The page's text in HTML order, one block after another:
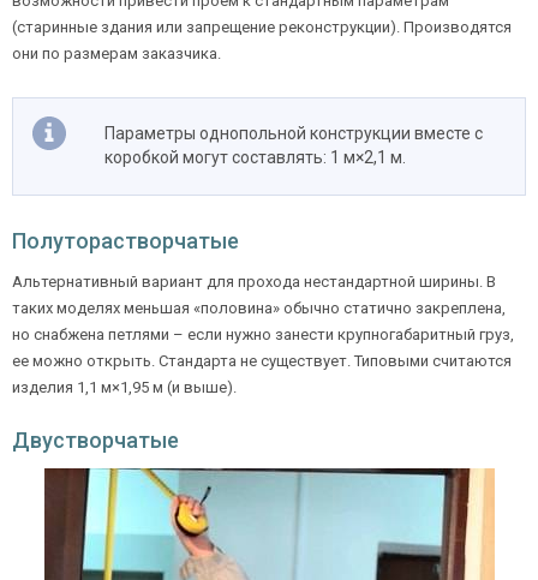
(старинные здания или запрещение реконструкции). Производятся
они по размерам заказчика.
Параметры однопольной конструкции вместе с
коробкой могут составлять: 1 м×2,1 м.
Полуторастворчатые
Альтернативный вариант для прохода нестандартной ширины. В
таких моделях меньшая «половина» обычно статично закреплена,
но снабжена петлями – если нужно занести крупногабаритный груз,
ее можно открыть. Стандарта не существует. Типовыми считаются
изделия 1,1 м×1,95 м (и выше).
Двустворчатые